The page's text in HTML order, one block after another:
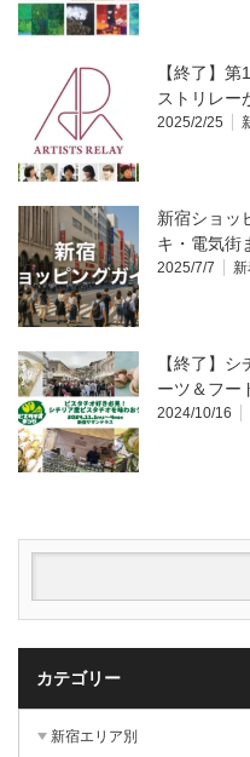
【終了】
ストリレー
2025/2/25
新宿ショッ
キ・電気街
2025/7/7
【終了】
ーツ＆フー
2024/10/16
カテゴリー
新宿エリア別